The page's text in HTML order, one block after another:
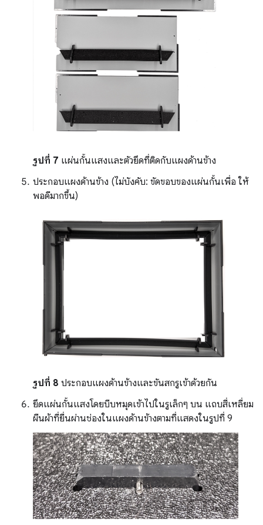
รูปที่ 7 แผ่นกั้นแสงและตัวยึดที่ติดกับแผงด้านข้าง
ประกอบแผงด้านข้าง (ไม่บังคับ: ขัดขอบของแผ่นกั้นเพื่อ ให้
พอดีมากขึ้น)
รูปที่ 8 ประกอบแผงด้านข้างและขันสกรูเข้าด้วยกัน
ยึดแผ่นกั้นแสงโดยบีบหมุดเข้าไปในรูเล็กๆ บน แถบสี่เหลี่ยม
ผืนผ้าที่ยื่นผ่านช่องในแผงด้านข้างตามที่แสดงในรูปที่ 9